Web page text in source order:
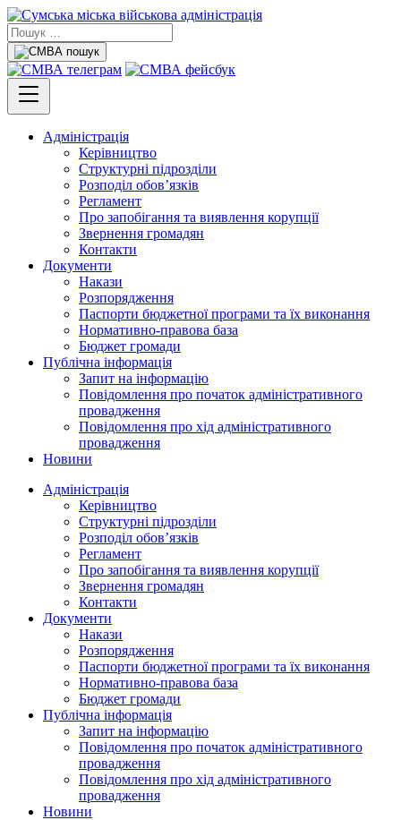
Адміністрація
Керівництво
Структурні підрозділи
Розподіл обов’язків
Регламент
Про запобігання та виявлення корупції
Звернення громадян
Контакти
Документи
Накази
Розпорядження
Паспорти бюджетної програми та їх виконання
Нормативно-правова база
Бюджет громади
Публічна інформація
Запит на інформацію
Повідомлення про початок адміністративного
провадження
Повідомлення про хід адміністративного
провадження
Новини
Адміністрація
Керівництво
Структурні підрозділи
Розподіл обов’язків
Регламент
Про запобігання та виявлення корупції
Звернення громадян
Контакти
Документи
Накази
Розпорядження
Паспорти бюджетної програми та їх виконання
Нормативно-правова база
Бюджет громади
Публічна інформація
Запит на інформацію
Повідомлення про початок адміністративного
провадження
Повідомлення про хід адміністративного
провадження
Новини